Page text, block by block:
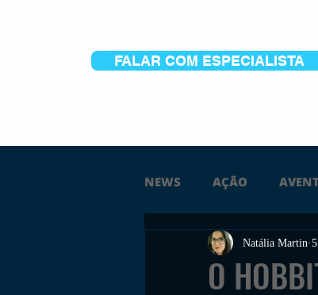
FALAR COM ESPECIALISTA
NEWS AÇÃO
FICÇÃO TERROR
O
Natália Martin